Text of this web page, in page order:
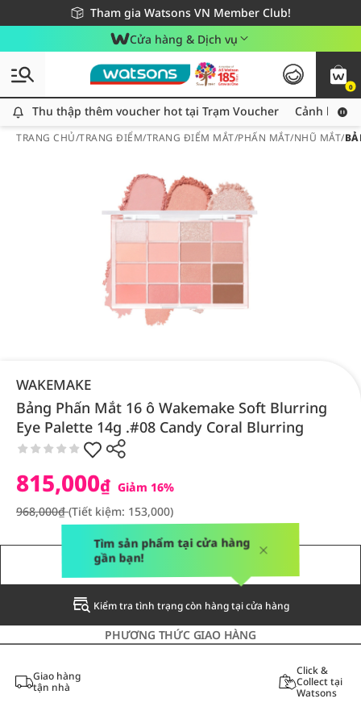
Tham gia Watsons VN Member Club!
Miễn phí giao hàng cho đơn hàng từ 249,000Đ
Giao hàng nhanh 24h - Áp dụng khu vực TP. Hồ Chí Minh
Cửa hàng & Dịch vụ
0
Thu thập thêm voucher hot tại Trạm Voucher
Thu thập thêm voucher hot tại Trạm Voucher Cảnh báo
TRANG CHỦ/TRANG ĐIỂM/TRANG ĐIỂM MẮT/PHẤN MẮT/NHŨ MẮT/
WAKEMAKE
Bảng Phấn Mắt 16 ô Wakemake Soft Blurring
Eye Palette 14g .#08 Candy Coral Blurring
815,000₫ Giảm 16%
968,000₫(Tiết kiệm: 153,000)
THÔNG BÁO CHO TÔI
Kiểm tra tình trạng còn hàng tại cửa hàng
Tìm sản phẩm tại cửa hàng
gần bạn!
PHƯƠNG THỨC GIAO HÀNG
Giao hàng
tận nhà
Click &
Collect tại
Watsons